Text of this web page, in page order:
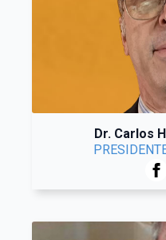
Dr. Carlos